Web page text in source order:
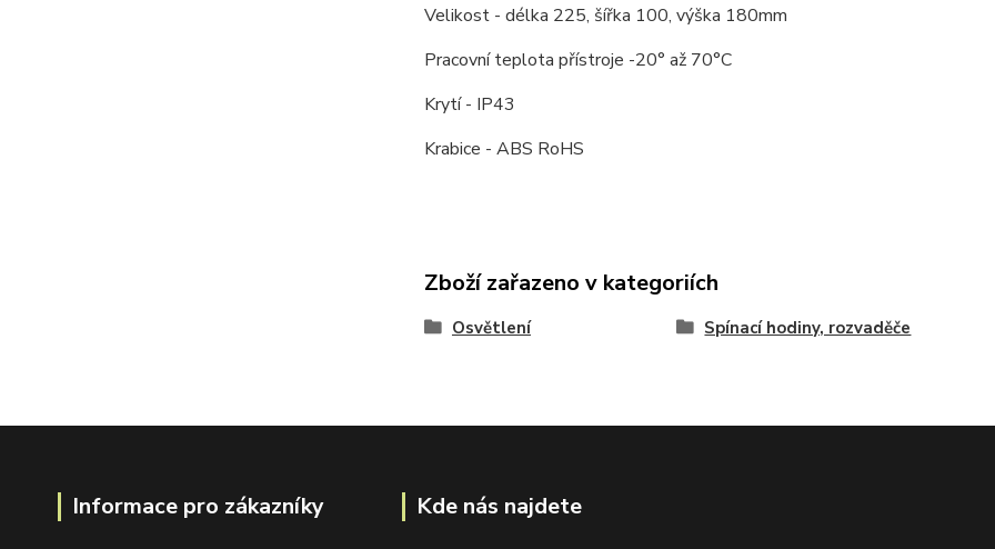
Velikost - délka 225, šířka 100, výška 180mm
Pracovní teplota přístroje -20° až 70°C
Krytí - IP43
Krabice - ABS RoHS
Zboží zařazeno v kategoriích
Osvětlení Spínací hodiny, rozvaděče
Informace pro zákazníky Kde nás najdete